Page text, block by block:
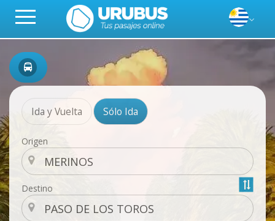
Ida y Vuelta Sólo Ida
Origen
Destino